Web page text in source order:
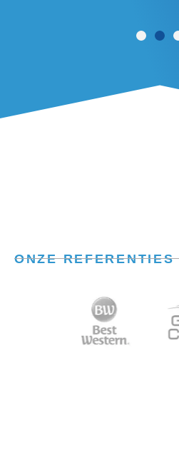
VVE De
ONZE REFERENTIES